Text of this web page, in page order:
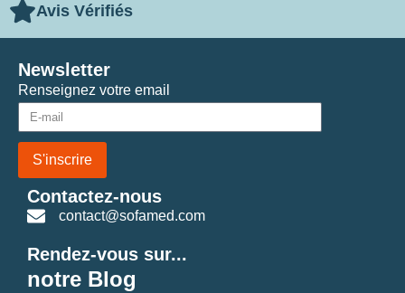
Avis Vérifiés
Renseignez votre email
S'inscrire
Newsletter
Contactez-nous
contact@sofamed.com
Rendez-vous sur...
notre Blog